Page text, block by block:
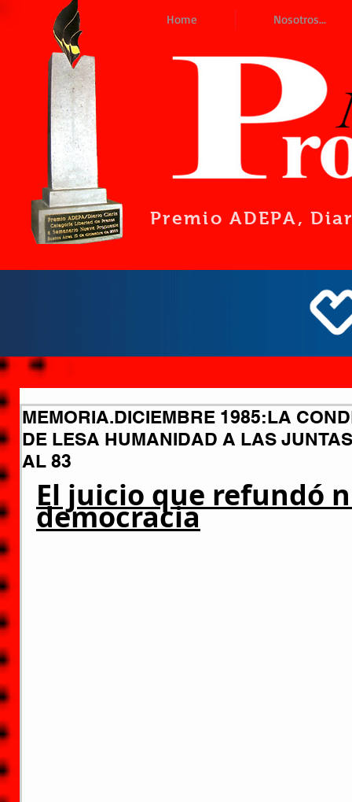
Home Nosotros...
Premio ADEPA,
MEMORIA.DICIEMBRE 1985:LA
DE LESA HUMANIDAD A LAS
AL 83
El juicio que refundó
democracia